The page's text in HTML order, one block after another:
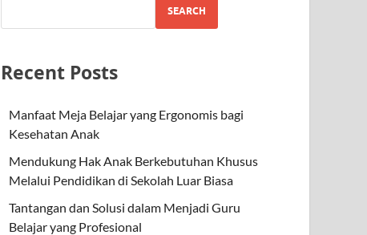
SEARCH
Recent Posts
Manfaat Meja Belajar yang Ergonomis bagi
Kesehatan Anak
Mendukung Hak Anak Berkebutuhan Khusus
Melalui Pendidikan di Sekolah Luar Biasa
Tantangan dan Solusi dalam Menjadi Guru
Belajar yang Profesional